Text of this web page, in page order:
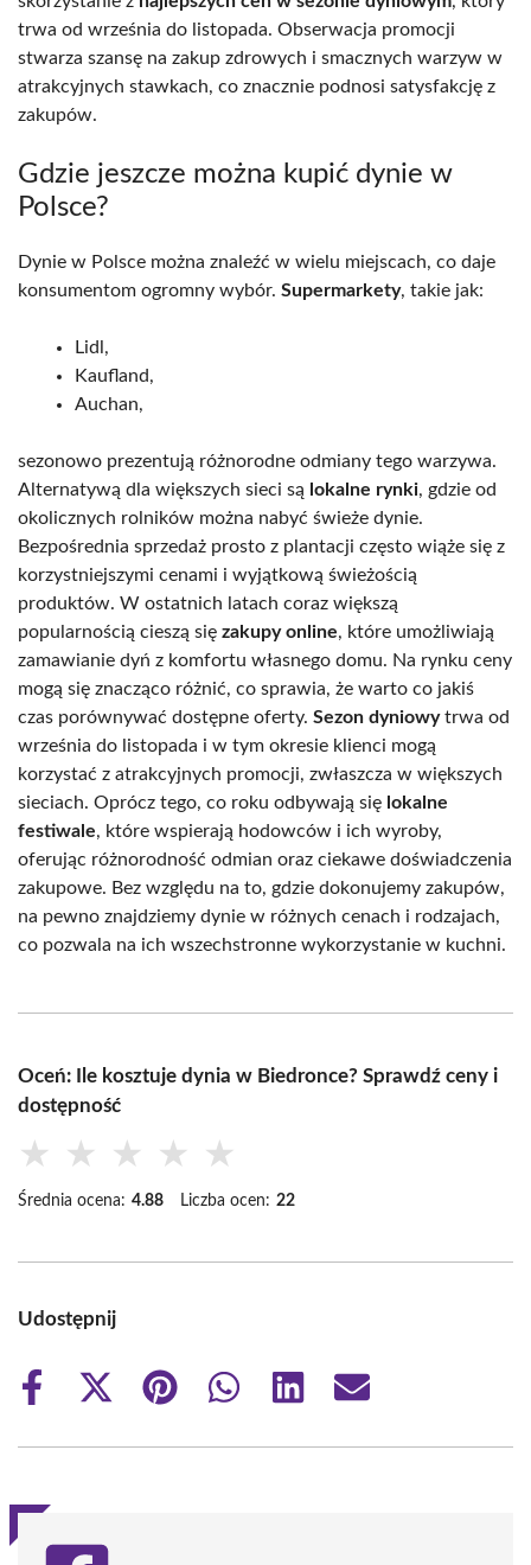
trwa od września do listopada. Obserwacja promocji
stwarza szansę na zakup zdrowych i smacznych warzyw w
atrakcyjnych stawkach, co znacznie podnosi satysfakcję z
zakupów.
Gdzie jeszcze można kupić dynie w
Polsce?
Dynie w Polsce można znaleźć w wielu miejscach, co daje
konsumentom ogromny wybór. Supermarkety, takie jak:
Lidl,
Kaufland,
Auchan,
sezonowo prezentują różnorodne odmiany tego warzywa.
Alternatywą dla większych sieci są lokalne rynki, gdzie od
okolicznych rolników można nabyć świeże dynie.
Bezpośrednia sprzedaż prosto z plantacji często wiąże się z
korzystniejszymi cenami i wyjątkową świeżością
produktów. W ostatnich latach coraz większą
popularnością cieszą się zakupy online, które umożliwiają
zamawianie dyń z komfortu własnego domu. Na rynku ceny
mogą się znacząco różnić, co sprawia, że warto co jakiś
czas porównywać dostępne oferty. Sezon dyniowytrwa od
września do listopada i w tym okresie klienci mogą
korzystać z atrakcyjnych promocji, zwłaszcza w większych
sieciach. Oprócz tego, co roku odbywają się lokalne
festiwale, które wspierają hodowców i ich wyroby,
oferując różnorodność odmian oraz ciekawe doświadczenia
zakupowe. Bez względu na to, gdzie dokonujemy zakupów,
na pewno znajdziemy dynie w różnych cenach i rodzajach,
co pozwala na ich wszechstronne wykorzystanie w kuchni.
Oceń: Ile kosztuje dynia w Biedronce? Sprawdź ceny i
dostępność
★ ★ ★ ★ ★
Średnia ocena: 4.88 Liczba ocen: 22
Udostępnij
Share
Share
(Twitter)
Share
Share
Share
Share